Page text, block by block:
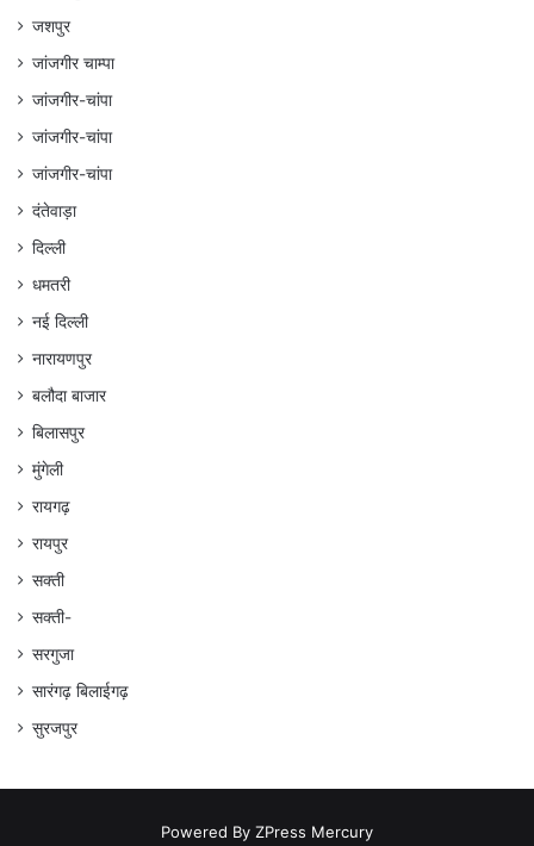
जशपुर
जांजगीर चाम्पा
जांजगीर-चांपा
जांजगीर-चांपा
जांजगीर-चांपा
दंतेवाड़ा
दिल्ली
धमतरी
नई दिल्ली
नारायणपुर
बलौदा बाजार
बिलासपुर
मुंगेली
रायगढ़
रायपुर
सक्ती
सक्ती-
सरगुजा
सारंगढ़ बिलाईगढ़
सुरजपुर
Powered By ZPress Mercury